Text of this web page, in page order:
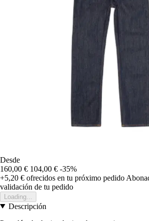
Desde
160,00 € 104,00 € -35%
+5,20 € ofrecidos en tu próximo pedido
validación de tu pedido
Loading...
Descripción